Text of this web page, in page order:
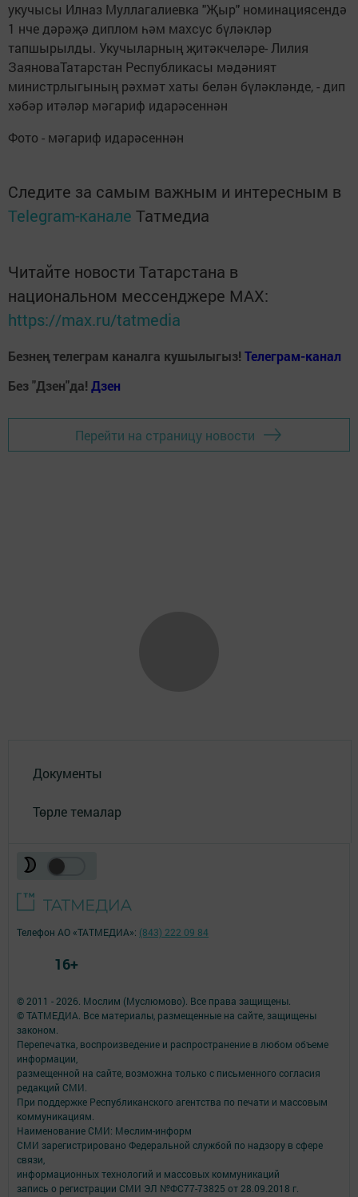
укучысы Илназ Муллагалиевка "Җыр" номинациясендә
1 нче дәрәҗә диплом һәм махсус бүләкләр
тапшырылды. Укучыларның җитәкчеләре- Лилия
ЗаяноваТатарстан Республикасы мәдәният
министрлыгының рәхмәт хаты белән бүләкләнде, - дип
хәбәр итәләр мәгариф идарәсеннән
Фото - мәгариф идарәсеннән
Следите за самым важным и интересным в
Telegram-канале Татмедиа
Читайте новости Татарстана в
национальном мессенджере MАХ:
https://max.ru/tatmedia
Безнең телеграм каналга кушылыгыз! Телеграм-канал
Без "Дзен"да! Дзен
Перейти на страницу новости
Документы
Төрле темалар
© 2011 - 2026. Мослим (Муслюмово). Все права защищены.
© ТАТМЕДИА. Все материалы, размещенные на сайте, защищены
законом.
Перепечатка, воспроизведение и распространение в любом объеме
информации,
размещенной на сайте, возможна только с письменного согласия
редакций СМИ.
При поддержке Республиканского агентства по печати и массовым
коммуникациям.
Наименование СМИ: Мөслим-информ
СМИ зарегистрировано Федеральной службой по надзору в сфере
связи,
информационных технологий и массовых коммуникаций
запись о регистрации СМИ ЭЛ №ФС77-73825 от 28.09.2018 г.
Телефон АО «ТАТМЕДИА»: (843) 222 09 84
16+